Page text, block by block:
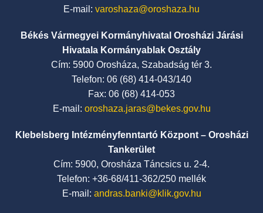
E-mail: varoshaza@oroshaza.hu
Békés Vármegyei Kormányhivatal Orosházi Járási
Hivatala Kormányablak Osztály
Cím: 5900 Orosháza, Szabadság tér 3.
Telefon: 06 (68) 414-043/140
Fax: 06 (68) 414-053
E-mail: oroshaza.jaras@bekes.gov.hu
Klebelsberg Intézményfenntartó Központ – Orosházi
Tankerület
Cím: 5900, Orosháza Táncsics u. 2-4.
Telefon: +36-68/411-362/250 mellék
E-mail: andras.banki@klik.gov.hu